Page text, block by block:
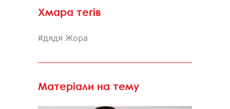
Хмара тегів
дядя Жора
Матеріали на тему